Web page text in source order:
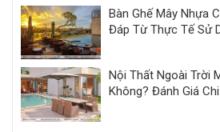
Bàn Ghế Mây Nhựa
Đáp Từ Thực Tế Sử
Nội Thất Ngoài Trời
Không? Đánh Giá